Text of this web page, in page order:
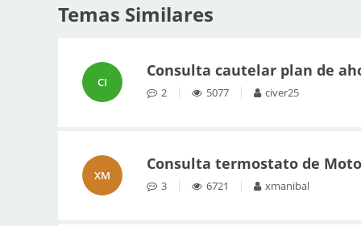
Temas Similares
CI
Consulta cautelar plan de
2 5077 civer25
XM
Consulta termostato de
3 6721 xmanibal